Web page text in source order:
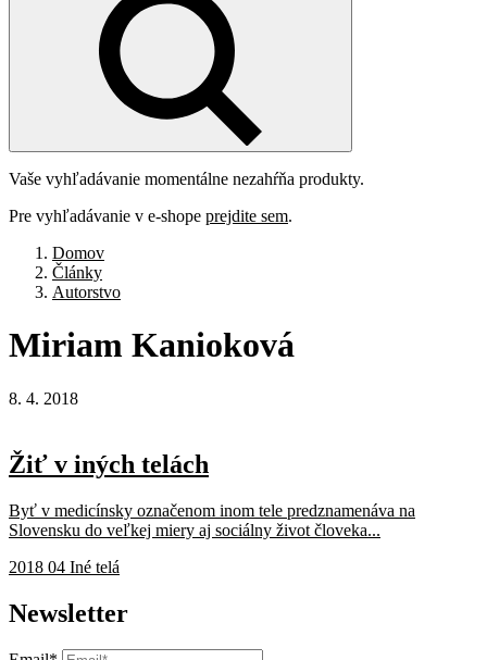
Vaše vyhľadávanie momentálne nezahŕňa produkty.
Pre vyhľadávanie v e-shope prejdite sem.
Domov
Články
Autorstvo
Miriam Kanioková
8. 4. 2018
Žiť v iných telách
Byť v medicínsky označenom inom tele predznamenáva na
Slovensku do veľkej miery aj sociálny život človeka...
2018 04 Iné telá
Newsletter